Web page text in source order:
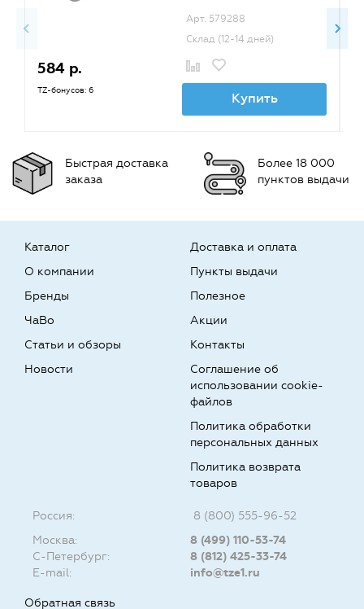
Арт. 579288
Склад (12-14 дней)
584 р.
TZ-бонусов: 6 Купить
Быстрая доставка
заказа
Более 18 000
пунктов выдачи
Каталог
О компании
Бренды
Доставка и оплата
Пункты выдачи
Полезное
ЧаВо
Статьи и обзоры
Новости
Акции
Контакты
Соглашение об
использовании cookie-
файлов
Политика обработки
персональных данных
Политика возврата
товаров
Россия:
8 (800) 555-96-52
Москва:
8 (499) 110-53-74
С-Петербург:
8 (812) 425-33-74
E-mail:
info@tze1.ru
Обратная связь